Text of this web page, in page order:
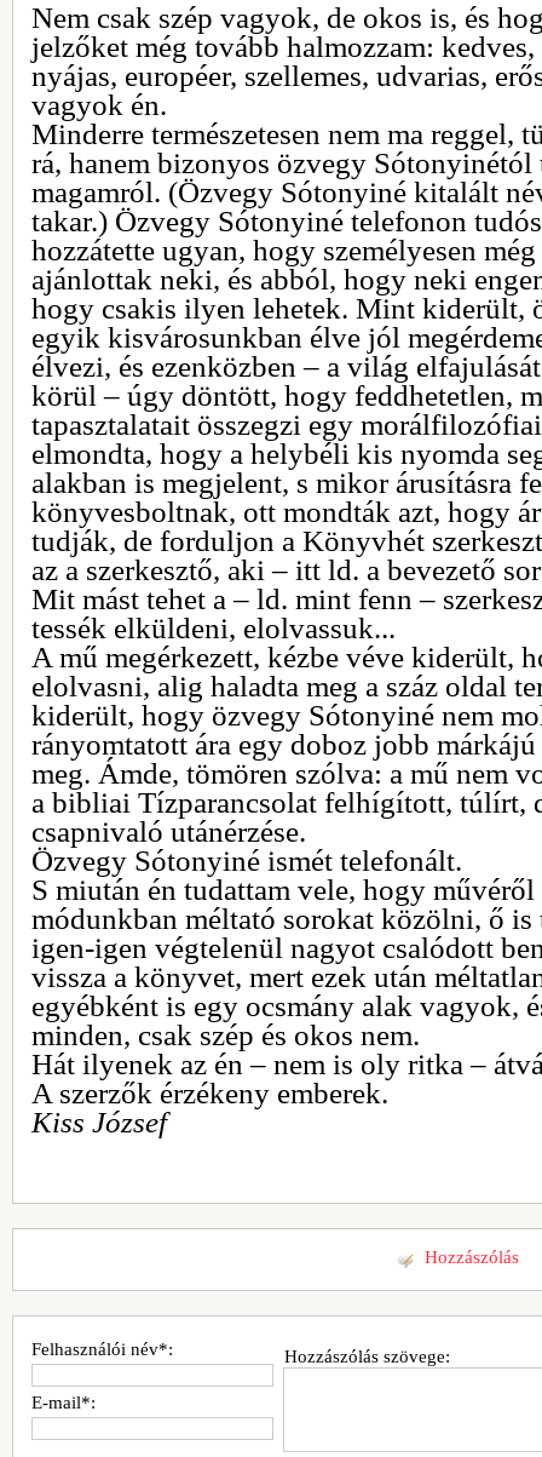
Nem csak szép vagyok, de okos is, és
jelzőket még tovább halmozzam: kedves,
nyájas, européer, szellemes, udvarias,
vagyok én.
Minderre természetesen nem ma reggel,
rá, hanem bizonyos özvegy Sótonyinétól
magamról. (Özvegy Sótonyiné kitalált
takar.) Özvegy Sótonyiné telefonon
hozzátette ugyan, hogy személyesen
ajánlottak neki, és abból, hogy neki
hogy csakis ilyen lehetek. Mint kiderült,
egyik kisvárosunkban élve jól
élvezi, és ezenközben – a világ
körül – úgy döntött, hogy feddhetetlen,
tapasztalatait összegzi egy
elmondta, hogy a helybéli kis nyomda
alakban is megjelent, s mikor árusításra
könyvesboltnak, ott mondták azt, hogy
tudják, de forduljon a Könyvhét
az a szerkesztő, aki – itt ld. a bevezető
Mit mást tehet a – ld. mint fenn –
tessék elküldeni, elolvassuk...
A mű megérkezett, kézbe véve kiderült,
elolvasni, alig haladta meg a száz oldal
kiderült, hogy özvegy Sótonyiné nem
rányomtatott ára egy doboz jobb
meg. Ámde, tömören szólva: a mű nem
a bibliai Tízparancsolat felhígított, túlírt,
csapnivaló utánérzése.
Özvegy Sótonyiné ismét telefonált.
S miután én tudattam vele, hogy
módunkban méltató sorokat közölni, ő is
igen-igen végtelenül nagyot csalódott
vissza a könyvet, mert ezek után
egyébként is egy ocsmány alak vagyok,
minden, csak szép és okos nem.
Hát ilyenek az én – nem is oly ritka –
A szerzők érzékeny emberek.
Kiss József
Hozzászólás
Hozzászólás szövege:
Felhasználói név*:
E-mail*: